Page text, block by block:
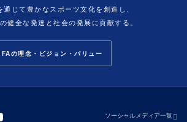
通じて豊かなスポーツ文化を創造し、
健全な発達と社会の発展に貢献する。
の理念・ビジョン・バリュー
ソーシャルメディア一覧